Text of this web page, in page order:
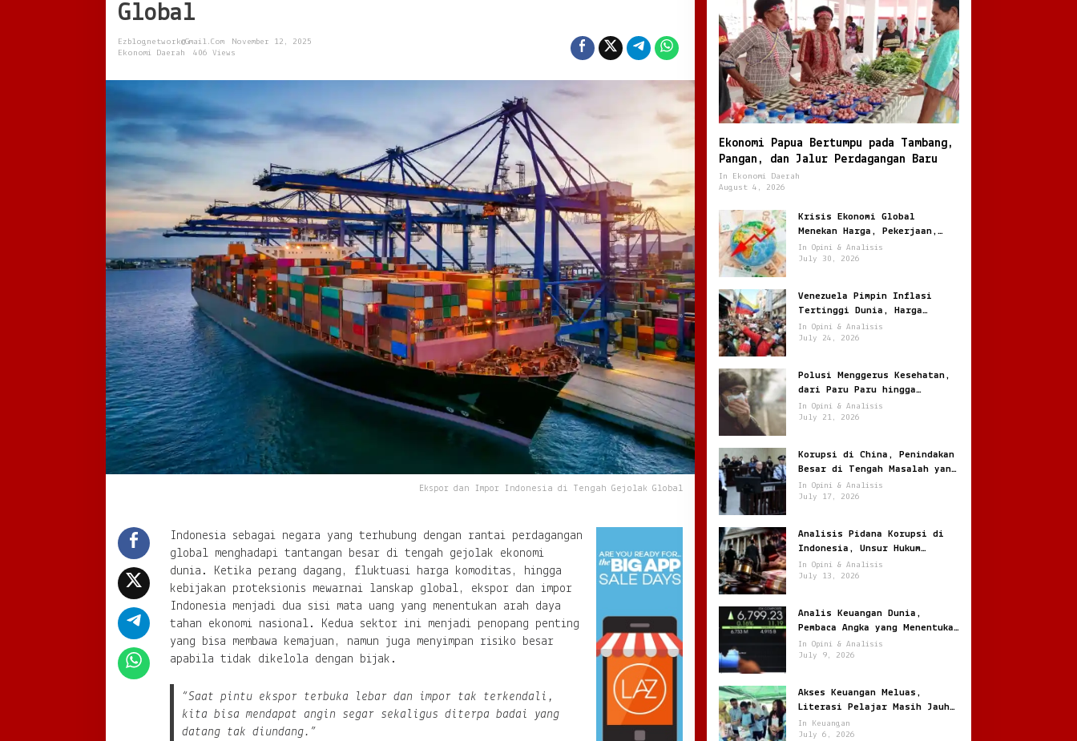
Gejolak
Global
Ezblognetwork@gmail.com
November 12, 2025
Ekonomi Daerah
406 Views
Ekspor dan Impor Indonesia di Tengah Gejolak Global
Indonesia sebagai negara yang terhubung dengan rantai perdagangan
global menghadapi tantangan besar di tengah gejolak ekonomi
dunia. Ketika perang dagang, fluktuasi harga komoditas, hingga
kebijakan proteksionis mewarnai lanskap global, ekspor dan impor
Indonesia menjadi dua sisi mata uang yang menentukan arah daya
tahan ekonomi nasional. Kedua sektor ini menjadi penopang penting
yang bisa membawa kemajuan, namun juga menyimpan risiko besar
apabila tidak dikelola dengan bijak.
“Saat pintu ekspor terbuka lebar dan impor tak terkendali,
kita bisa mendapat angin segar sekaligus diterpa badai yang
datang tak diundang.”
Ekonomi Papua Bertumpu pada Tambang,
Pangan, dan Jalur Perdagangan Baru
In Ekonomi Daerah
August 4, 2026
Krisis Ekonomi Global
Menekan Harga, Pekerjaan,
dan Daya Beli Masyarakat
In Opini & Analisis
July 30, 2026
Venezuela Pimpin Inflasi
Tertinggi Dunia, Harga
Melonjak Ratusan Persen
In Opini & Analisis
July 24, 2026
Polusi Menggerus Kesehatan,
dari Paru Paru hingga
Jantung
In Opini & Analisis
July 21, 2026
Korupsi di China, Penindakan
Besar di Tengah Masalah yang
Terus Berulang
In Opini & Analisis
July 17, 2026
Analisis Pidana Korupsi di
Indonesia, Unsur Hukum
hingga Pemulihan Aset
In Opini & Analisis
July 13, 2026
Analis Keuangan Dunia,
Pembaca Angka yang Menentukan
Arah Pasar Global
In Opini & Analisis
July 9, 2026
Akses Keuangan Meluas,
Literasi Pelajar Masih Jauh
Tertinggal
In Keuangan
July 6, 2026